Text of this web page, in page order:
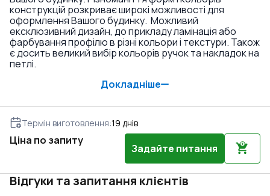
конструкцій розкриває широкі можливості для
оформлення Вашого будинку. Можливий
ексклюзивний дизайн, до прикладу ламінація або
фарбування профілю в різні кольори і текстури. Також
є досить великий вибір кольорів ручок та накладок на
петлі.
Докладніше
Термін виготовлення:19 днів
Ціна по запиту
Задайте питання
Відгуки та запитання клієнтів